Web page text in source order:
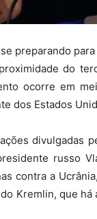
preparando
do
ocorre em
dos Estados
divulgadas
russo
contra a
Kremlin, que